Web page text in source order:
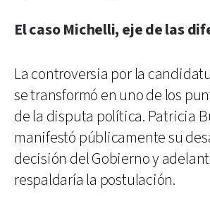
El caso Michelli, eje de las
La controversia por la
se transformó en uno de los
de la disputa política. Patricia
manifestó públicamente su
decisión del Gobierno y
respaldaría la postulación.